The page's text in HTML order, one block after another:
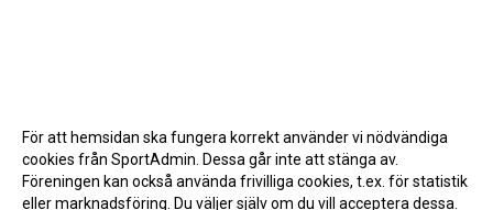
För att hemsidan ska fungera korrekt använder vi nödvändiga
cookies från SportAdmin. Dessa går inte att stänga av.
Föreningen kan också använda frivilliga cookies, t.ex. för statistik
eller marknadsföring. Du väljer själv om du vill acceptera dessa.